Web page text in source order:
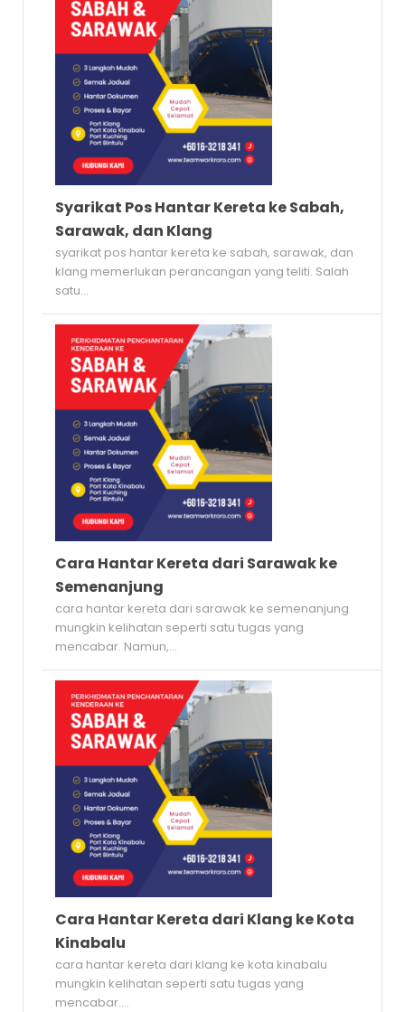
Syarikat Pos Hantar Kereta ke Sabah,
Sarawak, dan Klang
syarikat pos hantar kereta ke sabah, sarawak, dan
klang memerlukan perancangan yang teliti. Salah
satu...
Cara Hantar Kereta dari Sarawak ke
Semenanjung
cara hantar kereta dari sarawak ke semenanjung
mungkin kelihatan seperti satu tugas yang
mencabar. Namun,...
Cara Hantar Kereta dari Klang ke Kota
Kinabalu
cara hantar kereta dari klang ke kota kinabalu
mungkin kelihatan seperti satu tugas yang
mencabar....